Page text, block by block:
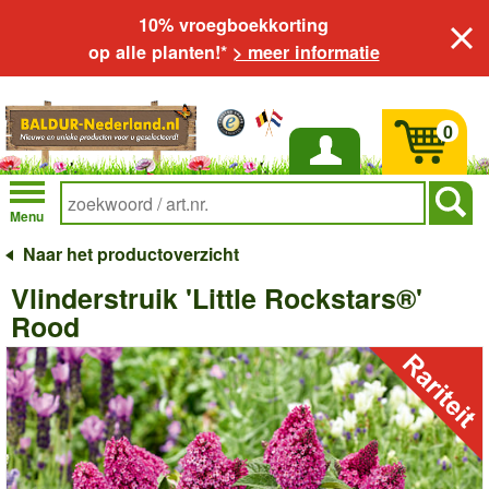
10% vroegboekkorting
op alle planten!* > meer informatie
Inloggen
Menu
0
Naar het productoverzicht
Vlinderstruik 'Little Rockstars®'
Rood